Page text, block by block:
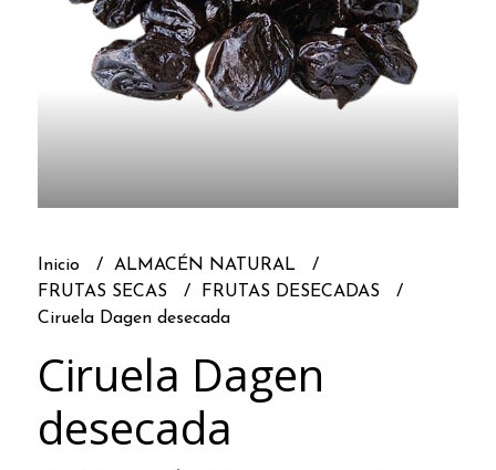
Inicio
ALMACÉN NATURAL
FRUTAS SECAS
FRUTAS DESECADAS
Ciruela Dagen desecada
Ciruela Dagen
desecada